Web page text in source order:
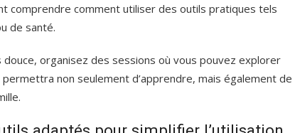
comprendre comment utiliser des outils pratiques tels
de santé.
organisez des sessions où vous pouvez explorer
non seulement d’apprendre, mais également de